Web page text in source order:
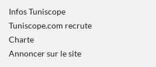
Infos Tuniscope
Tuniscope.com recrute
Charte
Annoncer sur le site